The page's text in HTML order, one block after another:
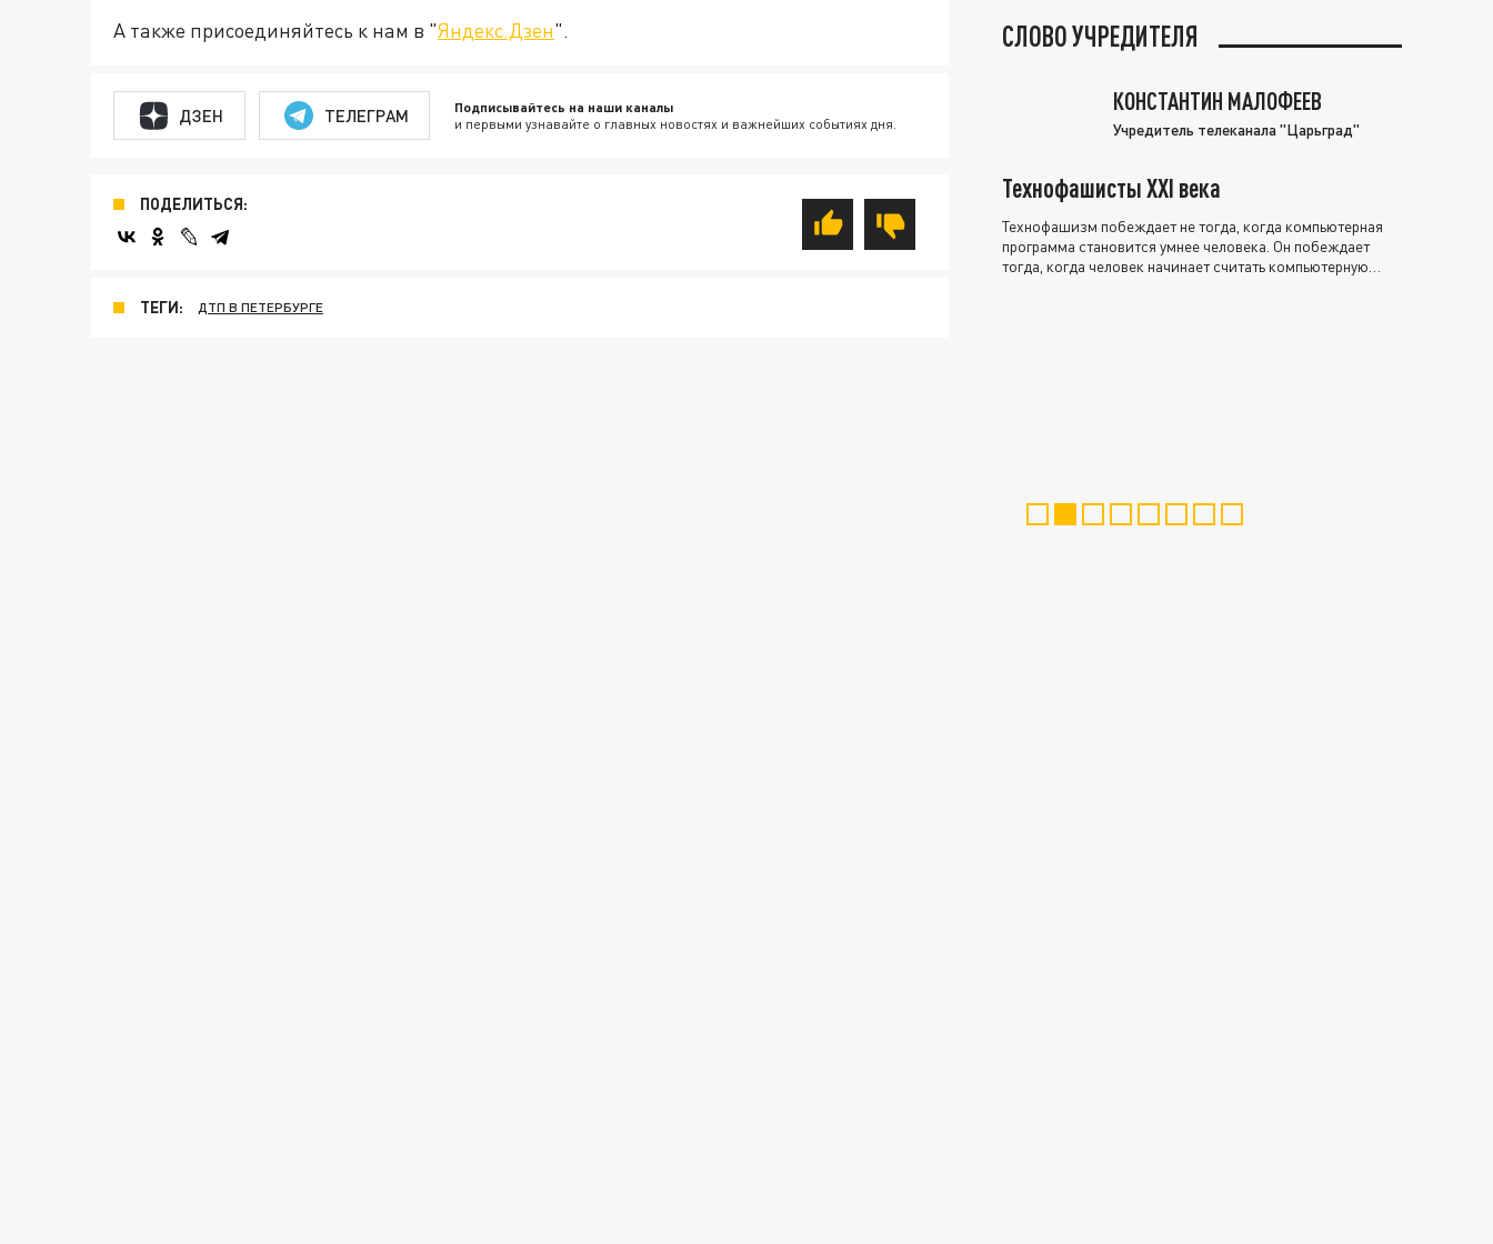
А также присоединяйтесь к нам в "Яндекс.Дзен".
ДЗЕН ТЕЛЕГРАМ Подписывайтесь на наши каналы
и первыми узнавайте о главных новостях и важнейших событиях дня.
ПОДЕЛИТЬСЯ:
ТЕГИ: ДТП В ПЕТЕРБУРГЕ
СЛОВО УЧРЕДИТЕЛЯ
КОНСТАНТИН МАЛОФЕЕВ
Учредитель телеканала "Царьград"
Технофашисты XXI века
Технофашизм побеждает не тогда, когда компьютерная
программа становится умнее человека. Он побеждает
тогда, когда человек начинает считать компьютерную